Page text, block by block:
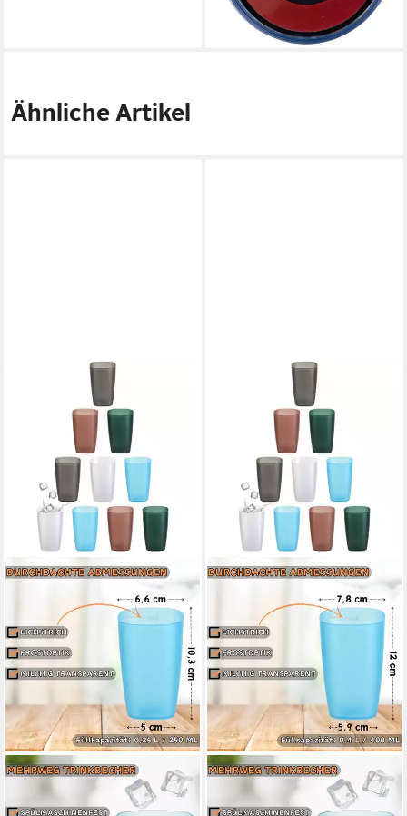
-29%
lieferbar - in 4-5 Werktagen bei dir
Ähnliche Artikel
ENGELLAND
Becher Plastikbecher,
ENGELLAND
Becher Plastikbecher,